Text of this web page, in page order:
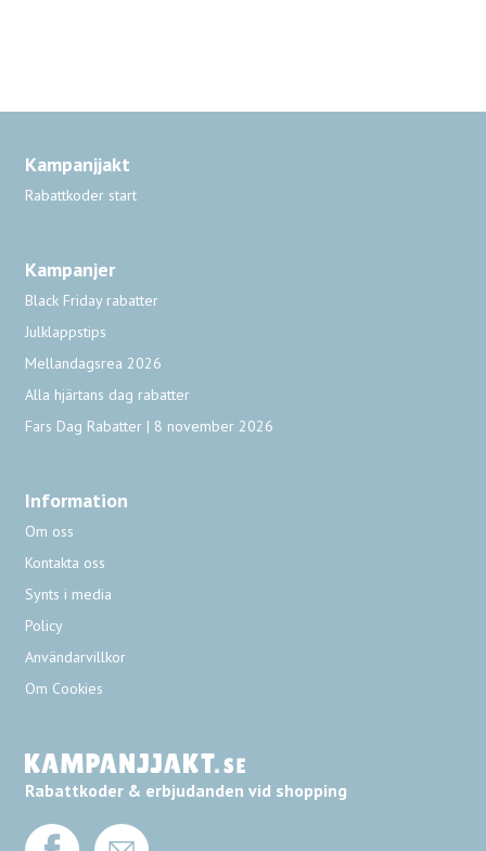
Kampanjjakt
Rabattkoder start
Kampanjer
Black Friday rabatter
Julklappstips
Mellandagsrea 2026
Alla hjärtans dag rabatter
Fars Dag Rabatter | 8 november 2026
Information
Om oss
Kontakta oss
Synts i media
Policy
Användarvillkor
Om Cookies
Rabattkoder & erbjudanden vid shopping